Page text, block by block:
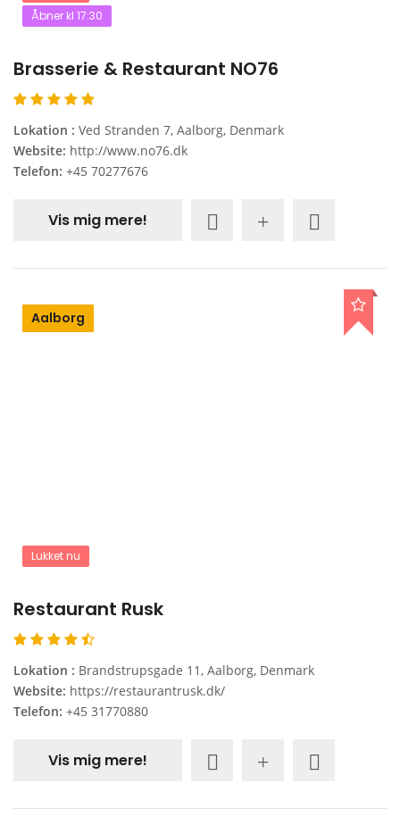
Åbner kl 17:30
Brasserie & Restaurant NO76
Lokation : Ved Stranden 7, Aalborg, Denmark
Website: http://www.no76.dk
Telefon: +45 70277676
Vis mig mere!
Aalborg
Lukket nu
Restaurant Rusk
Lokation : Brandstrupsgade 11, Aalborg, Denmark
Website: https://restaurantrusk.dk/
Telefon: +45 31770880
Vis mig mere!